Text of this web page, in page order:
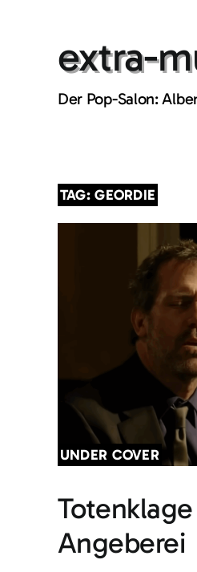
extra-
Der Pop-Salon:
TAG: GEORDIE
UNDER COVER
Angeberei